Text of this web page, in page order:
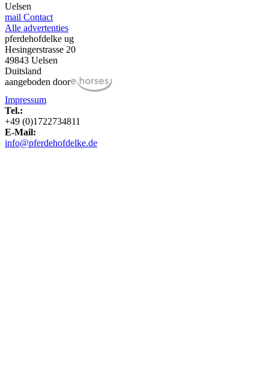
Uelsen
mail Contact
Alle advertenties
pferdehofdelke ug
Hesingerstrasse 20
49843 Uelsen
Duitsland
aangeboden door
Impressum
Tel.:
+49 (0)1722734811
E-Mail:
info@pferdehofdelke.de